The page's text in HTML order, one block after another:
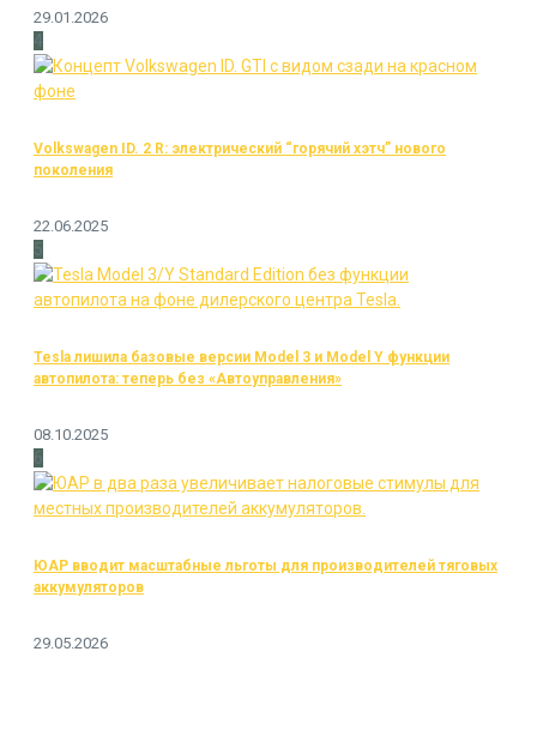
29.01.2026
4
Volkswagen ID. 2 R: электрический “горячий хэтч” нового
поколения
22.06.2025
5
Tesla лишила базовые версии Model 3 и Model Y функции
автопилота: теперь без «Автоуправления»
08.10.2025
6
ЮАР вводит масштабные льготы для производителей тяговых
аккумуляторов
29.05.2026